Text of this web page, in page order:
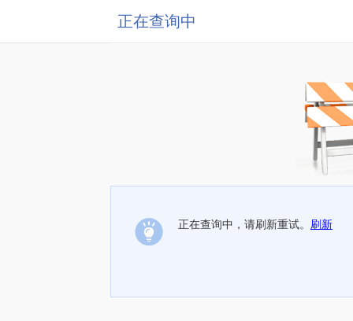
正在查询中
正在查询中，请刷新重试。 刷新